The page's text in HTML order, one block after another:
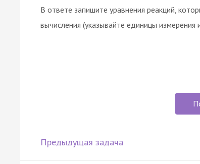
В ответе запишите уравнения реакций,
вычисления (указывайте единицы измерения
Предыдущая задача